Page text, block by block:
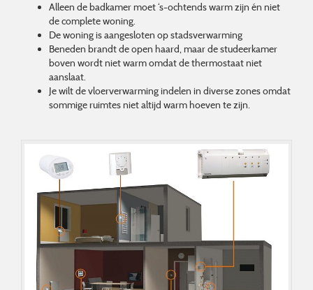
Alleen de badkamer moet ‘s-ochtends warm zijn én niet
de complete woning.
De woning is aangesloten op stadsverwarming
Beneden brandt de open haard, maar de studeerkamer
boven wordt niet warm omdat de thermostaat niet
aanslaat.
Je wilt de vloerverwarming indelen in diverse zones omdat
sommige ruimtes niet altijd warm hoeven te zijn.